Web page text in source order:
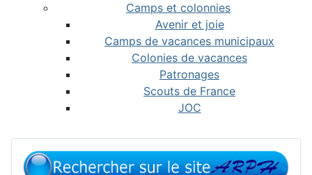
Camps et colonnies
Avenir et joie
Camps de vacances municipaux
Colonies de vacances
Patronages
Scouts de France
JOC